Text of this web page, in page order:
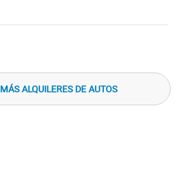
MÁS ALQUILERES DE AUTOS